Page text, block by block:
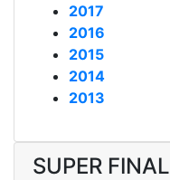
2017
2016
2015
2014
2013
SUPER